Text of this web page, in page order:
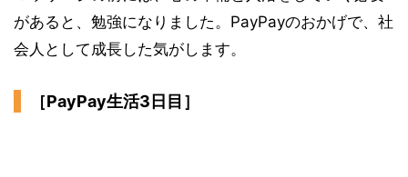
があると、勉強になりました。PayPayのおかげで、社
会人として成長した気がします。
［PayPay生活3日目］